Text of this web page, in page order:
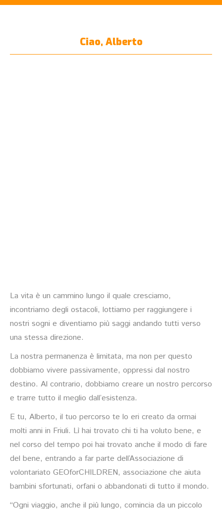
Ciao, Alberto
La vita è un cammino lungo il quale cresciamo,
incontriamo degli ostacoli, lottiamo per raggiungere i
nostri sogni e diventiamo più saggi andando tutti verso
una stessa direzione.
La nostra permanenza è limitata, ma non per questo
dobbiamo vivere passivamente, oppressi dal nostro
destino. Al contrario, dobbiamo creare un nostro percorso
e trarre tutto il meglio dall’esistenza.
E tu, Alberto, il tuo percorso te lo eri creato da ormai
molti anni in Friuli. Lì hai trovato chi ti ha voluto bene, e
nel corso del tempo poi hai trovato anche il modo di fare
del bene, entrando a far parte dell’Associazione di
volontariato GEOforCHILDREN, associazione che aiuta
bambini sfortunati, orfani o abbandonati di tutto il mondo.
“Ogni viaggio, anche il più lungo, comincia da un piccolo